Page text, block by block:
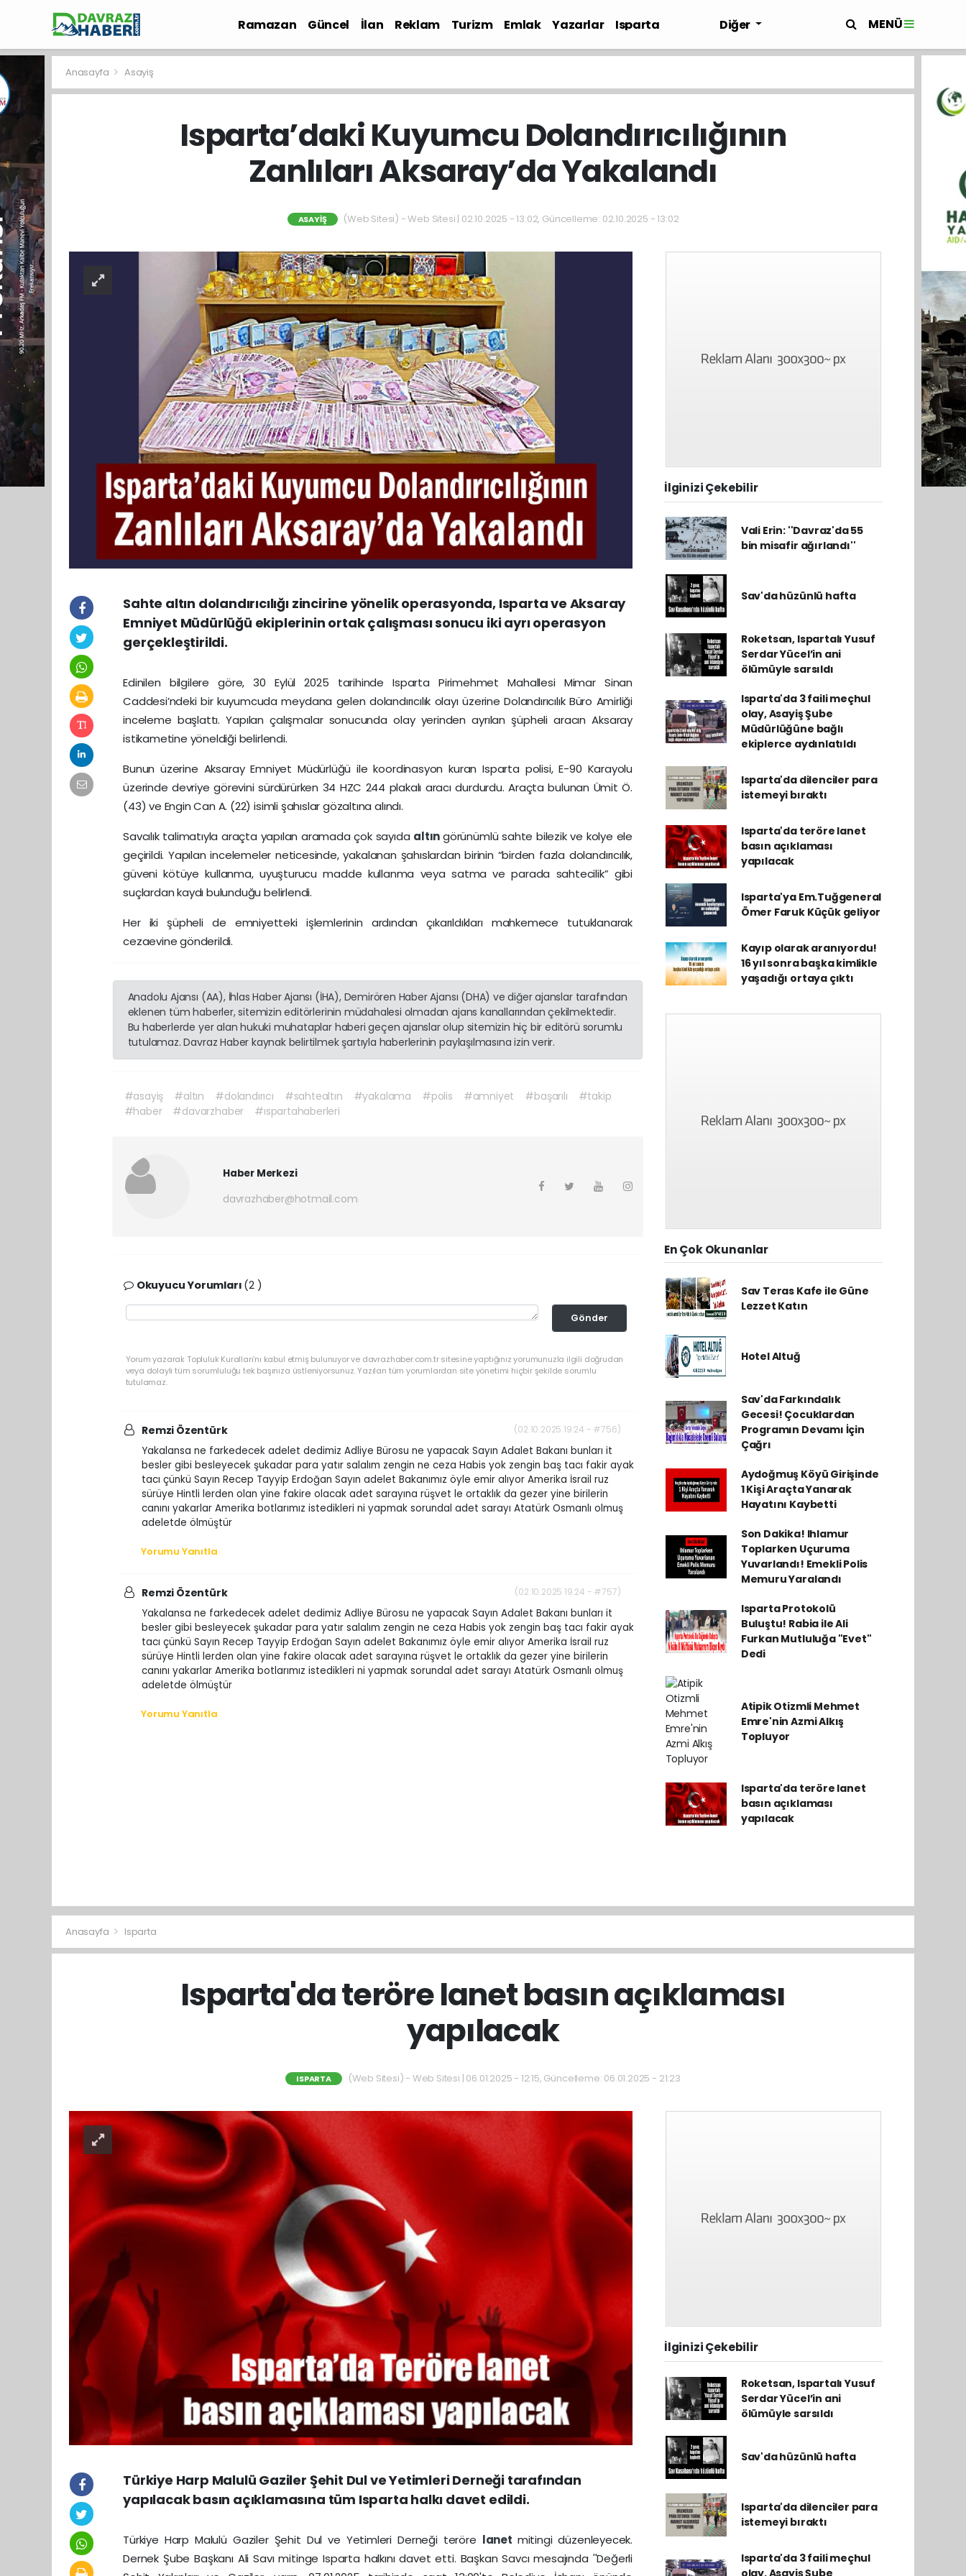
Ramazan Güncel İlan Reklam Turizm Emlak Yazarlar
Isparta
Diğer MENÜ
Anasayfa Asayiş
Isparta’daki Kuyumcu Dolandırıcılığının
Zanlıları Aksaray’da Yakalandı
ASAYIŞ (Web Sitesi) - Web Sitesi | 02.10.2025 - 13:02, Güncelleme: 02.10.2025 - 13:02
Sahte altın dolandırıcılığı zincirine yönelik operasyonda, Isparta ve Aksaray
Emniyet Müdürlüğü ekiplerinin ortak çalışması sonucu iki ayrı operasyon
gerçekleştirildi.
Edinilen bilgilere göre, 30 Eylül 2025 tarihinde Isparta Pirimehmet Mahallesi Mimar Sinan
Caddesi’ndeki bir kuyumcuda meydana gelen dolandırıcılık olayı üzerine Dolandırıcılık Büro Amirliği
inceleme başlattı. Yapılan çalışmalar sonucunda olay yerinden ayrılan şüpheli aracın Aksaray
istikametine yöneldiği belirlendi.
Bunun üzerine Aksaray Emniyet Müdürlüğü ile koordinasyon kuran Isparta polisi, E-90 Karayolu
üzerinde devriye görevini sürdürürken 34 HZC 244 plakalı aracı durdurdu. Araçta bulunan Ümit Ö.
(43) ve Engin Can A. (22) isimli şahıslar gözaltına alındı.
Savcılık talimatıyla araçta yapılan aramada çok sayıda altıngörünümlü sahte bilezik ve kolye ele
geçirildi. Yapılan incelemeler neticesinde, yakalanan şahıslardan birinin “birden fazla dolandırıcılık,
güveni kötüye kullanma, uyuşturucu madde kullanma veya satma ve parada sahtecilik” gibi
suçlardan kaydı bulunduğu belirlendi.
Her iki şüpheli de emniyetteki işlemlerinin ardından çıkarıldıkları mahkemece tutuklanarak
cezaevine gönderildi.
Anadolu Ajansı (AA), İhlas Haber Ajansı (İHA), Demirören Haber Ajansı (DHA) ve diğer ajanslar tarafından
eklenen tüm haberler, sitemizin editörlerinin müdahalesi olmadan ajans kanallarından çekilmektedir.
Bu haberlerde yer alan hukuki muhataplar haberi geçen ajanslar olup sitemizin hiç bir editörü sorumlu
tutulamaz. Davraz Haber kaynak belirtilmek şartıyla haberlerinin paylaşılmasına izin verir.
#asayiş #altın #dolandırıcı #sahtealtın #yakalama #polis #amniyet #başarılı
#takip
#haber
#davarzhaber #ıspartahaberleri
Haber Merkezi
davrazhaber@hotmail.com
Okuyucu Yorumları (2 )
Gönder
Yorum yazarak Topluluk Kuralları’nı kabul etmiş bulunuyor ve davrazhaber.com.tr sitesine yaptığınız yorumunuzla ilgili doğrudan
veya dolaylı tüm sorumluluğu tek başınıza üstleniyorsunuz. Yazılan tüm yorumlardan site yönetimi hiçbir şekilde sorumlu
tutulamaz.
Remzi Özentürk (02.10.2025 19:24 - #756)
Yakalansa ne farkedecek adelet dedimiz Adliye Bürosu ne yapacak Sayın Adalet Bakanı bunları it
besler gibi besleyecek şukadar para yatır salalım zengin ne ceza Habis yok zengin baş tacı fakir ayak
tacı çünkü Sayın Recep Tayyip Erdoğan Sayın adelet Bakanımız öyle emir alıyor Amerika İsrail ruz
sürüye Hintli lerden olan yine fakire olacak adet sarayına rüşvet le ortaklık da gezer yine birilerin
canını yakarlar Amerika botlarımız istedikleri ni yapmak sorundal adet sarayı Atatürk Osmanlı olmuş
adeletde ölmüştür
Yorumu Yanıtla
Remzi Özentürk (02.10.2025 19:24 - #757)
Yakalansa ne farkedecek adelet dedimiz Adliye Bürosu ne yapacak Sayın Adalet Bakanı bunları it
besler gibi besleyecek şukadar para yatır salalım zengin ne ceza Habis yok zengin baş tacı fakir ayak
tacı çünkü Sayın Recep Tayyip Erdoğan Sayın adelet Bakanımız öyle emir alıyor Amerika İsrail ruz
sürüye Hintli lerden olan yine fakire olacak adet sarayına rüşvet le ortaklık da gezer yine birilerin
canını yakarlar Amerika botlarımız istedikleri ni yapmak sorundal adet sarayı Atatürk Osmanlı olmuş
adeletde ölmüştür
Yorumu Yanıtla
İlginizi Çekebilir
Vali Erin: ''Davraz'da 55
bin misafir ağırlandı''
Sav'da hüzünlü hafta
Roketsan, Ispartalı Yusuf
Serdar Yücel’in ani
ölümüyle sarsıldı
Isparta'da 3 faili meçhul
olay, Asayiş Şube
Müdürlüğüne bağlı
ekiplerce aydınlatıldı
Isparta'da dilenciler para
istemeyi bıraktı
Isparta'da teröre lanet
basın açıklaması
yapılacak
Isparta'ya Em.Tuğgeneral
Ömer Faruk Küçük geliyor
Kayıp olarak aranıyordu!
16 yıl sonra başka kimlikle
yaşadığı ortaya çıktı
En Çok Okunanlar
Sav Teras Kafe ile Güne
Lezzet Katın
Hotel Altuğ
Sav'da Farkındalık
Gecesi! Çocuklardan
Programın Devamı İçin
Çağrı
Aydoğmuş Köyü Girişinde
1 Kişi Araçta Yanarak
Hayatını Kaybetti
Son Dakika! Ihlamur
Toplarken Uçuruma
Yuvarlandı! Emekli Polis
Memuru Yaralandı
Isparta Protokolü
Buluştu! Rabia ile Ali
Furkan Mutluluğa "Evet"
Dedi
Atipik Otizmli Mehmet
Emre'nin Azmi Alkış
Topluyor
Isparta'da teröre lanet
basın açıklaması
yapılacak
Anasayfa Isparta
Isparta'da teröre lanet basın açıklaması
yapılacak
ISPARTA (Web Sitesi) - Web Sitesi | 06.01.2025 - 12:15, Güncelleme: 06.01.2025 - 21:23
Türkiye Harp Malulü Gaziler Şehit Dul ve Yetimleri Derneği tarafından
yapılacak basın açıklamasına tüm Isparta halkı davet edildi.
Türkiye Harp Malulü Gaziler Şehit Dul ve Yetimleri Derneği teröre lanet mitingi düzenleyecek.
Dernek Şube Başkanı Ali Savı mitinge Isparta halkını davet etti. Başkan Savcı mesajında ''Değerli
İlginizi Çekebilir
Roketsan, Ispartalı Yusuf
Serdar Yücel’in ani
ölümüyle sarsıldı
Sav'da hüzünlü hafta
Isparta'da dilenciler para
istemeyi bıraktı
Isparta'da 3 faili meçhul
olay, Asayiş Şube